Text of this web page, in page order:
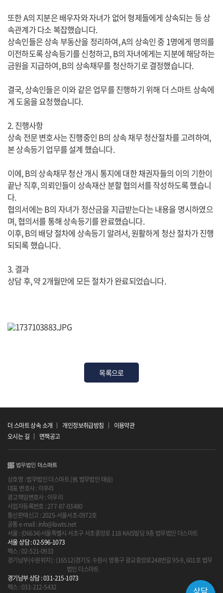
상담
또한 A의 지분은 배우자와 자녀가 없어 형제들에게 상속되는 등 상
속관계가 다소 복잡했습니다.
상속인들은 상속 부동산을 정리하여, A의 상속인 중 1명에게 명의를
이전하도록 상속등기를 신청하고, B의 자녀에게는 지분에 해당하는
금원을 지급하여, B의 상속채무를 청산하기로 결정했습니다.
결국, 상속인들은 이와 같은 업무를 진행하기 위해 더 스마트 상속에
게 도움을 요청했습니다.
2. 진행사항
상속 전문 변호사는 진행중인 B의 상속 채무 청산절차를 고려하여,
본 상속등기 업무를 설계 했습니다.
이에, B의 상속채무 청산 개시 통지에 대한 채권자들의 이의 기한이
끝난 직후, 의뢰인들이 상속재산 분할 협의서를 작성하도록 했습니
다.
협의서에는 B의 자녀가 정산금을 지급받는다는 내용을 명시하였으
며, 협의서를 통해 상속등기를 완료했습니다.
이후, B의 배당 절차에 상속등기 알려서, 원활하게 청산 절차가 진행
되되록 했습니다.
3. 결과
상담 후, 약 2개월만에 모든 절차가 완료되었습니다.
목록으로
더 스마트 상속 소개 개인정보취급방침
이용약관
오시는 길
면책공고
상호명 : 법무법인 더스마트 (舊 법무법인 태승)
대표 변호사 : 이우리
광고책임변호사 : 이우리
사업자등록번호 : 277-87-03480
통신판매신고 : 2025-서울서초-0972호
공통 e-mail : info@lawts.net
서울 : (06634)서울특별시 서초구 서초중앙로 118 KAIS빌딩 9층 법무법인 더스마트
서울 상담 : 02-596-1073
팩스 : 02-521-0933
경기남부(수원위치) : (16512)경기도 수원시 영통구 광교중앙로248번길 95-9, 601호 법무
법인 더스마트
경기남부 상담 : 031-215-1073
팩스 : 031-212-5432